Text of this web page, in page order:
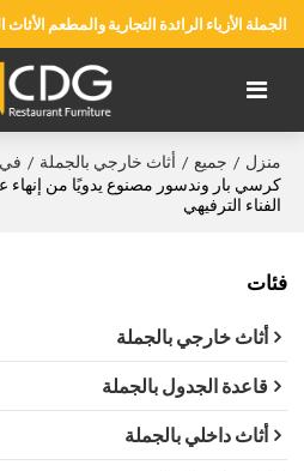
الجملة الأزياء الرائدة التجارية والمطعم
منزل / جميع / أثاث خارجي بالجملة / في
كرسي بار وندسور مصنوع يدويًا من إنهاء
الفناء الترفيهي
فئات
أثاث خارجي بالجملة
قاعدة الجدول بالجملة
أثاث داخلي بالجملة